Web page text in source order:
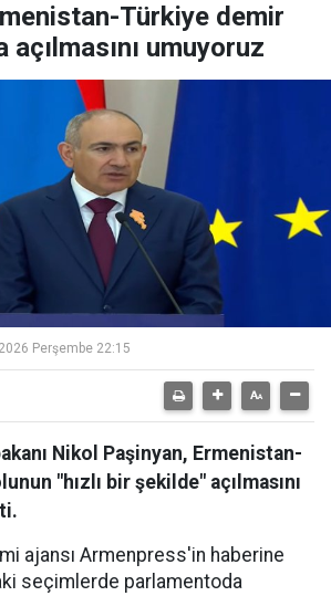
Türkiye demir
açılmasını umuyoruz
Perşembe 22:15
Nikol Paşinyan, Ermenistan-
"hızlı bir şekilde" açılmasını
ajansı Armenpress'in haberine
seçimlerde parlamentoda